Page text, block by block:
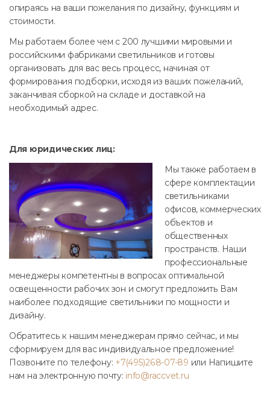
опираясь на ваши пожелания по дизайну, функциям и
стоимости.
Мы работаем более чем с 200 лучшими мировыми и
российскими фабриками светильников и готовы
организовать для вас весь процесс, начиная от
формирования подборки, исходя из ваших пожеланий,
заканчивая сборкой на складе и доставкой на
необходимый адрес.
Для юридических лиц:
Мы также работаем в
сфере комплектации
светильниками
офисов, коммерческих
объектов и
общественных
пространств. Наши
профессиональные
менеджеры компетентны в вопросах оптимальной
освещенности рабочих зон и смогут предложить Вам
наиболее подходящие светильники по мощности и
дизайну.
Обратитесь к нашим менеджерам прямо сейчас, и мы
сформируем для вас индивидуальное предложение!
Позвоните по телефону: +7(495)268-07-89 или Напишите
нам на электронную почту: info@raccvet.ru